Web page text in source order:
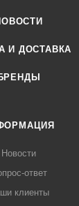
И ДОСТАВКА
Новости
ответ
клиенты